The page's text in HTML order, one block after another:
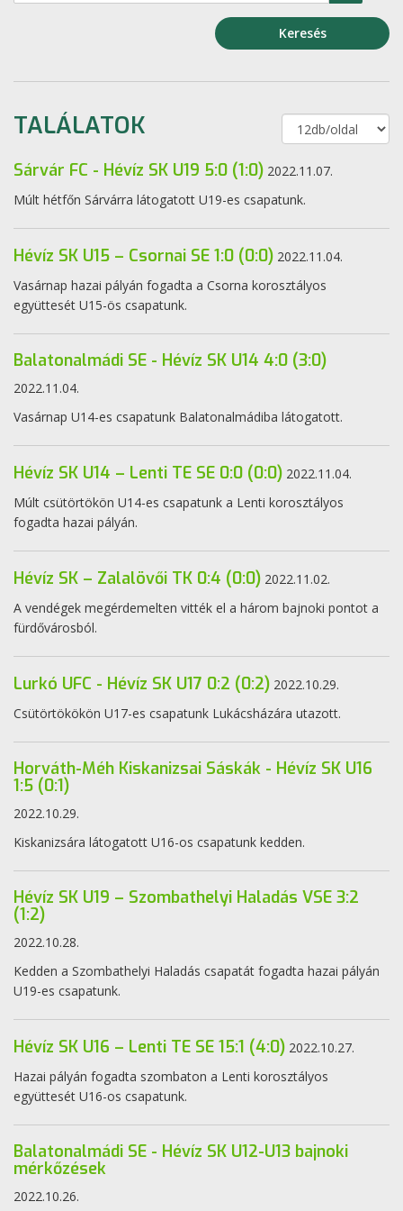
Keresés
TALÁLATOK
Sárvár FC - Hévíz SK U19 5:0 (1:0) 2022.11.07.
Múlt hétfőn Sárvárra látogatott U19-es csapatunk.
Hévíz SK U15 – Csornai SE 1:0 (0:0) 2022.11.04.
Vasárnap hazai pályán fogadta a Csorna korosztályos
együttesét U15-ös csapatunk.
Balatonalmádi SE - Hévíz SK U14 4:0 (3:0)
2022.11.04.
Vasárnap U14-es csapatunk Balatonalmádiba látogatott.
Hévíz SK U14 – Lenti TE SE 0:0 (0:0) 2022.11.04.
Múlt csütörtökön U14-es csapatunk a Lenti korosztályos
fogadta hazai pályán.
Hévíz SK – Zalalövői TK 0:4 (0:0) 2022.11.02.
A vendégek megérdemelten vitték el a három bajnoki pontot a
fürdővárosból.
Lurkó UFC - Hévíz SK U17 0:2 (0:2) 2022.10.29.
Csütörtökökön U17-es csapatunk Lukácsházára utazott.
Horváth-Méh Kiskanizsai Sáskák - Hévíz SK U16
1:5 (0:1)
2022.10.29.
Kiskanizsára látogatott U16-os csapatunk kedden.
Hévíz SK U19 – Szombathelyi Haladás VSE 3:2
(1:2)
2022.10.28.
Kedden a Szombathelyi Haladás csapatát fogadta hazai pályán
U19-es csapatunk.
Hévíz SK U16 – Lenti TE SE 15:1 (4:0) 2022.10.27.
Hazai pályán fogadta szombaton a Lenti korosztályos
együttesét U16-os csapatunk.
Balatonalmádi SE - Hévíz SK U12-U13 bajnoki
mérkőzések
2022.10.26.